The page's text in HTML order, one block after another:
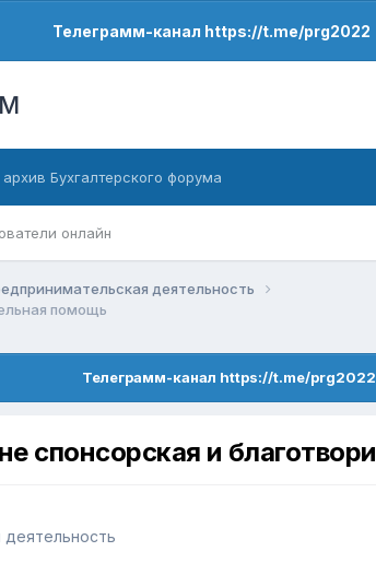
Телеграмм-канал https://t.me/prg2022
онлайн
Бухгалтерского форума
деятельность
помощь
Телеграмм-канал https://t.me/prg2022
спонсорская и
деятельность